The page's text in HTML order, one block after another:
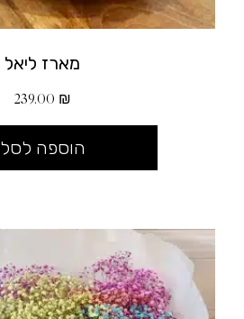
מארז ליאל
239.00 ₪
הוספה לסל